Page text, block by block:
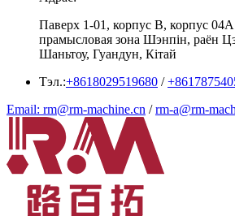
Паверх 1-01, корпус B, корпус
прамысловая зона Шэнпін, раён
Шаньтоу, Гуандун, Кітай
Тэл.:+8618029519680 /
Email: rm@rm-machine.cn /rm-a@rm-